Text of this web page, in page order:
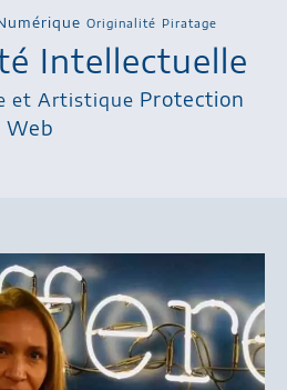
Originalité Piratage
Intellectuelle
et Artistique Protection
Web